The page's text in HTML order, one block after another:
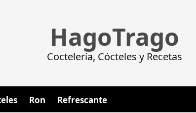
HagoTrago
Coctelería, Cócteles y Recetas
Ron Refrescante